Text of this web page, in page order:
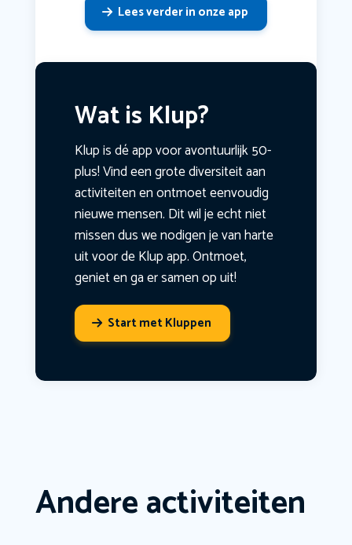
Lees verder in onze app
Wat is Klup?
Klup is dé app voor avontuurlijk 50-
plus! Vind een grote diversiteit aan
activiteiten en ontmoet eenvoudig
nieuwe mensen. Dit wil je echt niet
missen dus we nodigen je van harte
uit voor de Klup app. Ontmoet,
geniet en ga er samen op uit!
Start met Kluppen
Andere activiteiten